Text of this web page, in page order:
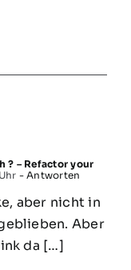
? – Refactor your
- Antworten
aber nicht in
Aber
da […]